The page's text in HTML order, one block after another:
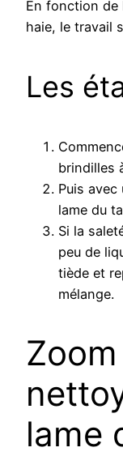
En fonction de
haie, le travail
Les
brindilles
Puis
lame du
Si la
peu de
tiède et
mélange.
lame